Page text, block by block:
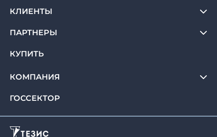
КЛИЕНТЫ
ПАРТНЕРЫ
КУПИТЬ
КОМПАНИЯ
ГОССЕКТОР